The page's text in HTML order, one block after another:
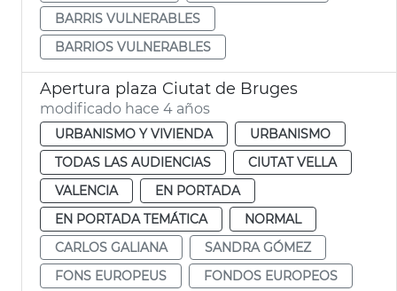
BARRIS VULNERABLES
BARRIOS VULNERABLES
Apertura plaza Ciutat de Bruges
modificado hace 4 años
URBANISMO Y VIVIENDA
URBANISMO
TODAS LAS AUDIENCIAS
CIUTAT VELLA
VALENCIA
EN PORTADA
EN PORTADA TEMÁTICA
NORMAL
CARLOS GALIANA
SANDRA GÓMEZ
FONS EUROPEUS
FONDOS EUROPEOS